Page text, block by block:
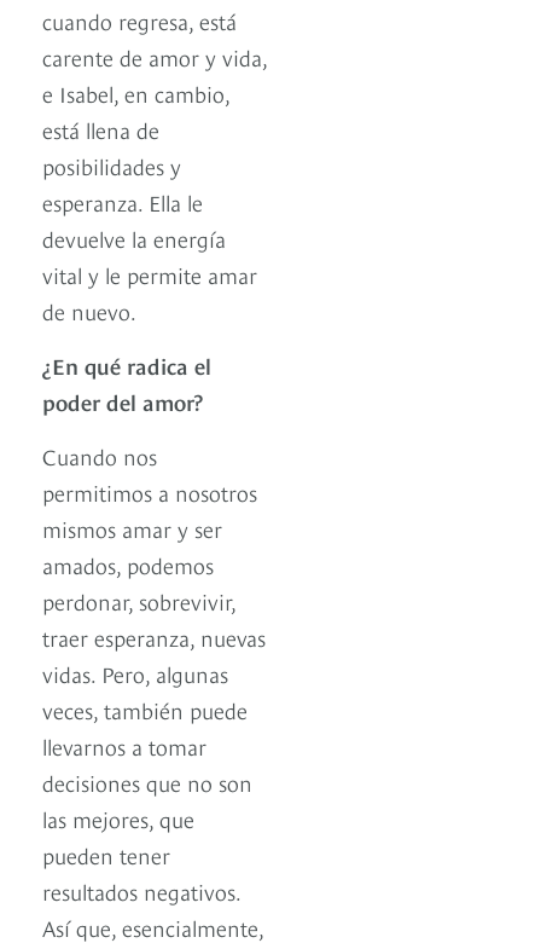
cuando regresa, está
carente de amor y vida,
e Isabel, en cambio,
está llena de
posibilidades y
esperanza. Ella le
devuelve la energía
vital y le permite amar
de nuevo.
¿En qué radica el
poder del amor?
Cuando nos
permitimos a nosotros
mismos amar y ser
amados, podemos
perdonar, sobrevivir,
traer esperanza, nuevas
vidas. Pero, algunas
veces, también puede
llevarnos a tomar
decisiones que no son
las mejores, que
pueden tener
resultados negativos.
Así que, esencialmente,